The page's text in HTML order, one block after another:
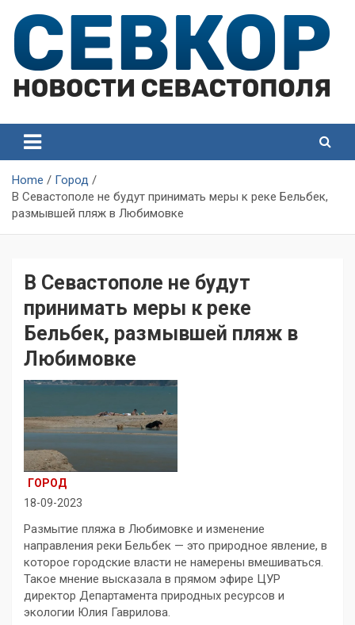
content
Севастополя
Севастополя
Home
Город
В Севастополе не будут принимать меры к реке Бельбек,
размывшей пляж в Любимовке
В Севастополе не будут
принимать меры к реке
Бельбек, размывшей пляж в
Любимовке
ГОРОД
18-09-2023
Размытие пляжа в Любимовке и изменение
направления реки Бельбек — это природное явление, в
которое городские власти не намерены вмешиваться.
Такое мнение высказала в прямом эфире ЦУР
директор Департамента природных ресурсов и
экологии Юлия Гаврилова.